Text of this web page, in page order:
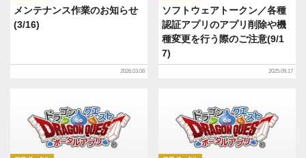
メンテナンス作業のお知らせ
(3/16)
2026.03.06
ソフトウェアトークン／各種
認証アプリのアプリ削除や機
種変更を行う際のご注意(9/1
7)
2025.09.17